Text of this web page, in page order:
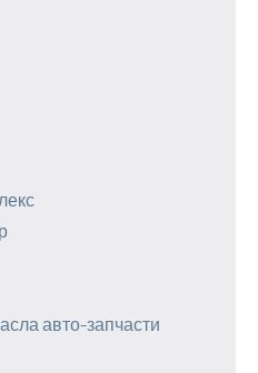
авто-запчасти